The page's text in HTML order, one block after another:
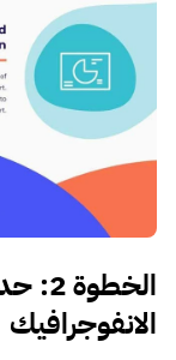
الانفوجرافيك